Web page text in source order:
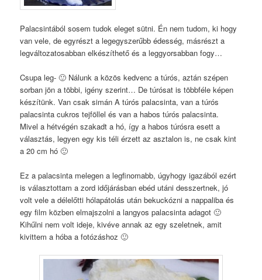
Palacsintából sosem tudok eleget sütni. Én nem tudom, ki hogy
van vele, de egyrészt a legegyszerűbb édesség, másrészt a
legváltozatosabban elkészíthető és a leggyorsabban fogy…
Csupa leg- 🙂 Nálunk a közös kedvenc a túrós, aztán szépen
sorban jön a többi, igény szerint… De túrósat is többféle képen
készítünk. Van csak simán A túrós palacsinta, van a túrós
palacsinta cukros tejföllel és van a habos túrós palacsinta.
Mivel a hétvégén szakadt a hó, így a habos túrósra esett a
választás, legyen egy kis téli érzett az asztalon is, ne csak kint
a 20 cm hó 🙂
Ez a palacsinta melegen a legfinomabb, úgyhogy igazából ezért
is választottam a zord időjárásban ebéd utáni desszertnek, jó
volt vele a délelőtti hólapátolás után bekuckózni a nappaliba és
egy film közben elmajszolni a langyos palacsinta adagot 🙂
Kihűlni nem volt ideje, kivéve annak az egy szeletnek, amit
kivittem a hóba a fotózáshoz 🙂